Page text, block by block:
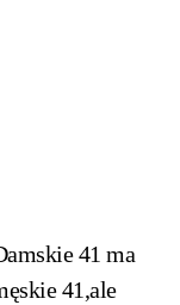
41 ma
41,ale